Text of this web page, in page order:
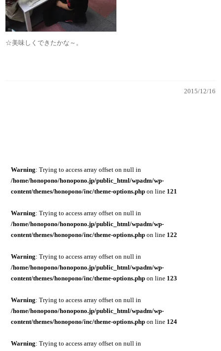
☆美味しくできたかな～。
2015/12/16
Warning: Trying to access array offset on null in
/home/honopono/honopono.jp/public_html/wpadm/wp-
content/themes/honopono/inc/theme-options.phpon line 121
Warning: Trying to access array offset on null in
/home/honopono/honopono.jp/public_html/wpadm/wp-
content/themes/honopono/inc/theme-options.phpon line 122
Warning: Trying to access array offset on null in
/home/honopono/honopono.jp/public_html/wpadm/wp-
content/themes/honopono/inc/theme-options.phpon line 123
Warning: Trying to access array offset on null in
/home/honopono/honopono.jp/public_html/wpadm/wp-
content/themes/honopono/inc/theme-options.phpon line 124
Warning: Trying to access array offset on null in